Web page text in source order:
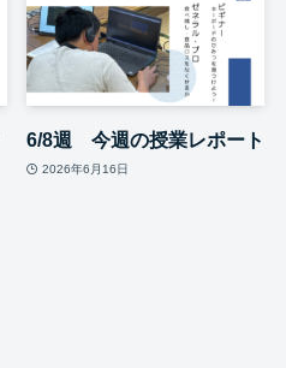
6/8週 今週の授業レポート
2026年6月16日